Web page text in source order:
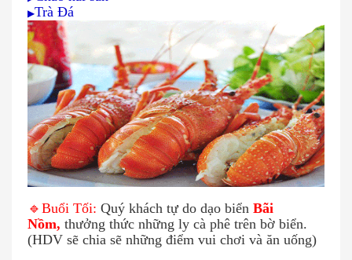
▶Trà Đá
🔹Buổi Tối: Quý khách tự do dạo biển Bãi
Nồm, thưởng thức những ly cà phê trên bờ biển.
(HDV sẽ chia sẽ những điểm vui chơi và ăn uống)